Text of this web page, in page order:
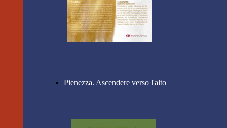
Pienezza. Ascendere verso l'alto